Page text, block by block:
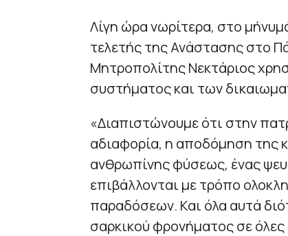
Λίγη ώρα νωρίτερα, στο
τελετής της Ανάστασης στο
Μητροπολίτης Νεκτάριος
συστήματος και των
«Διαπιστώνουμε ότι στην
αδιαφορία, η αποδόμηση της
ανθρωπίνης φύσεως, ένας
επιβάλλονται με τρόπο
παραδόσεων. Και όλα αυτά
σαρκικού φρονήματος σε